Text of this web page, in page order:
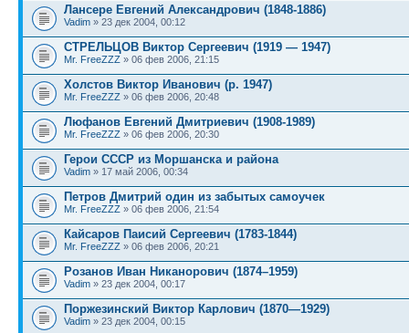
Лансере Евгений Александрович (1848-1886)
Vadim » 23 дек 2004, 00:12
СТРЕЛЬЦОВ Виктор Сергеевич (1919 — 1947)
Mr. FreeZZZ » 06 фев 2006, 21:15
Холстов Виктор Иванович (р. 1947)
Mr. FreeZZZ » 06 фев 2006, 20:48
Люфанов Евгений Дмитриевич (1908-1989)
Mr. FreeZZZ » 06 фев 2006, 20:30
Герои СССР из Моршанска и района
Vadim » 17 май 2006, 00:34
Петров Дмитрий один из забытых самоучек
Mr. FreeZZZ » 06 фев 2006, 21:54
Кайсаров Паисий Сергеевич (1783-1844)
Mr. FreeZZZ » 06 фев 2006, 20:21
Розанов Иван Никанорович (1874–1959)
Vadim » 23 дек 2004, 00:17
Поржезинский Виктор Карлович (1870—1929)
Vadim » 23 дек 2004, 00:15